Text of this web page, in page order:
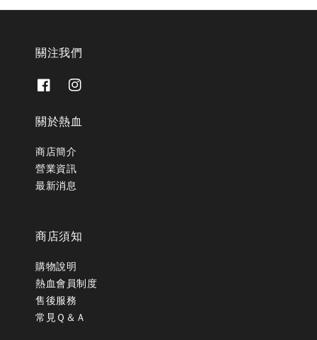
關注我們
關於熱血
商店簡介
營業資訊
最新消息
商店須知
購物說明
熱血會員制度
售後服務
常見Ｑ＆Ａ